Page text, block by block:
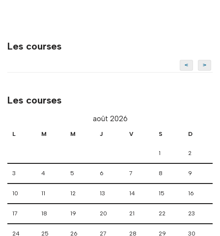
Les courses
< >
Les courses
août 2026
L M M J V S D
1 2
3 4 5 6 7 8 9
10 11 12 13 14 15 16
17 18 19 20 21 22 23
24 25 26 27 28 29 30